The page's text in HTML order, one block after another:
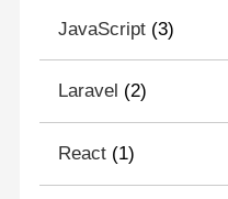
JavaScript(3)
Laravel (2)
React(1)